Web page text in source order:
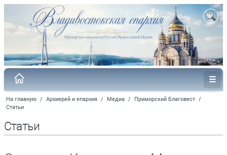
На главную / Архиерей и епархия / Медиа / Приморский Благовест /
Статьи
Статьи